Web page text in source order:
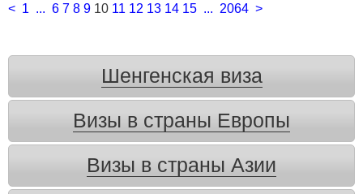
< 1 ... 6 7 8 9 10 11 12 13 14 15 ... 2064 >
Шенгенская виза
Визы в страны Европы
Визы в страны Азии